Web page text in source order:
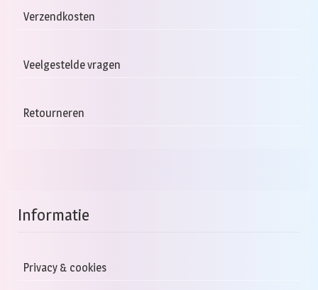
Verzendkosten
Veelgestelde vragen
Retourneren
Informatie
Privacy & cookies